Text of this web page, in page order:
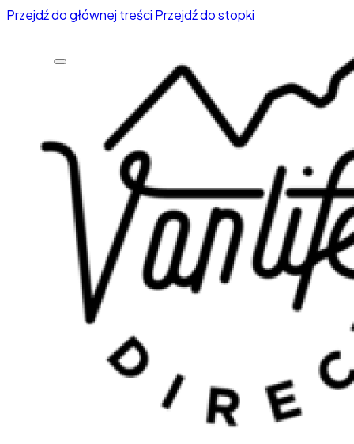
Przejdź do głównej treści Przejdź do stopki